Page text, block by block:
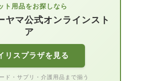
ト用品をお探しなら
ヤマ公式オンラインスト
ア
リスプラザを見る
ド・サプリ・介護用品まで揃う